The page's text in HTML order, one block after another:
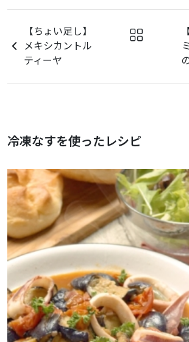
【ちょい足し】
メキシカントル
ティーヤ
冷凍なすを使ったレシピ